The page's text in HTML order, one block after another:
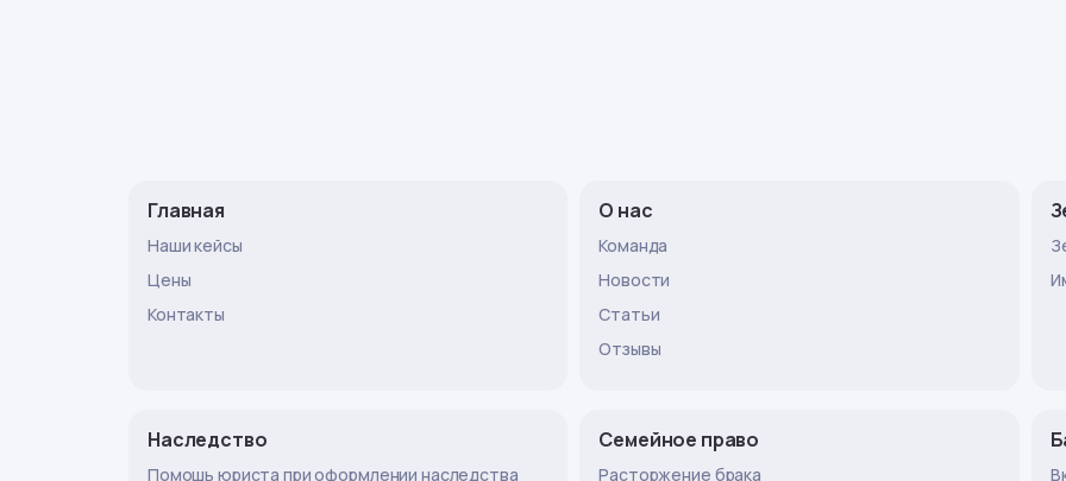
Главная
Наши кейсы
Цены
Контакты
О нас
Команда
Новости
Статьи
Отзывы
Наследство
Помощь юриста при оформлении наследства
Семейное право
Расторжение брака